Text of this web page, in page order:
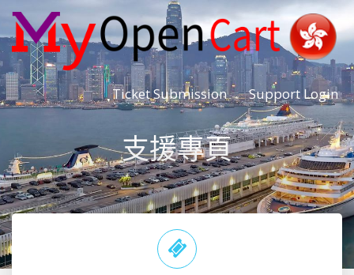
Ticket Submission Support Login
支援專頁